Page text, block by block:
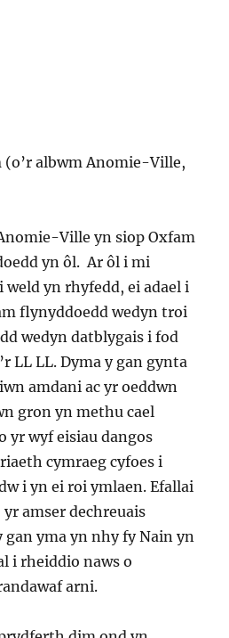
(o’r albwm Anomie-Ville,
Ville yn siop Oxfam
yn ôl. Ar ôl i mi
weld yn rhyfedd, ei adael i
flynyddoedd wedyn troi
wedyn datblygais i fod
LL LL. Dyma y gan gynta
amdani ac yr oeddwn
gron yn methu cael
yr wyf eisiau dangos
cymraeg cyfoes i
i yn ei roi ymlaen. Efallai
amser dechreuais
gan yma yn nhy fy Nain yn
i rheiddio naws o
arni.